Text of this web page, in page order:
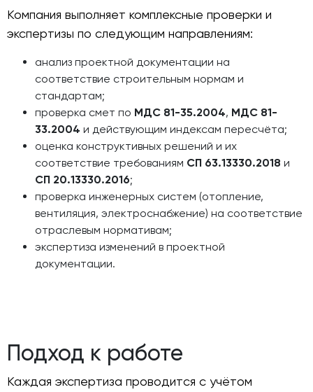
Компания выполняет комплексные проверки и
экспертизы по следующим направлениям:
анализ проектной документации на
соответствие строительным нормам и
стандартам;
проверка смет по МДС 81-35.2004, МДС 81-
33.2004 и действующим индексам пересчёта;
оценка конструктивных решений и их
соответствие требованиям СП 63.13330.2018 и
СП 20.13330.2016;
проверка инженерных систем (отопление,
вентиляция, электроснабжение) на соответствие
отраслевым нормативам;
экспертиза изменений в проектной
документации.
Подход к работе
Каждая экспертиза проводится с учётом